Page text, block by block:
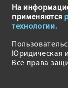
На
применяются
технологии.
Юридическая
Все права